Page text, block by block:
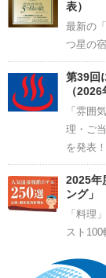
表）
最新の
つ星の
第39回
（
「雰囲
理・ご
を発表！
2025年
ング」
「料理
スト100